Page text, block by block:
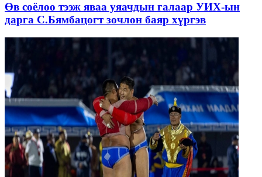
Өв соёлоо тээж яваа уяачдын галаар УИХ-ын
дарга С.Бямбацогт зочлон баяр хүргэв